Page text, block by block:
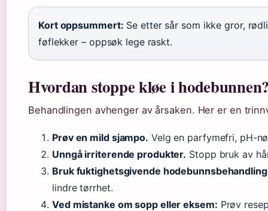
Kort oppsummert: Se etter sår som ikke gror,
føflekker – oppsøk lege raskt.
Hvordan stoppe kløe i
Behandlingen avhenger av årsaken. Her er en
Prøv en mild sjampo. Velg en parfymefri, pH-
Unngå irriterende produkter. Stopp bruk av
Bruk fuktighetsgivende
lindre tørrhet.
Ved mistanke om sopp eller eksem: Prøv